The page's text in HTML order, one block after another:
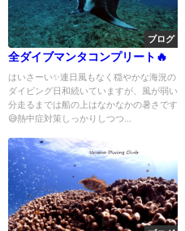
ブログ
全ダイブマンタコンプリート🔥
はいさーい✨連日風もなく穏やかな海況の
ダイビング日和続いていますが、風が弱い
分走るまでは船の上はなかなかの暑さです
😅熱中症対策しっかりしつつ...